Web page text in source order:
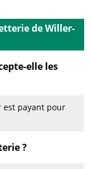
de Willer-
elle les
est payant pour
?